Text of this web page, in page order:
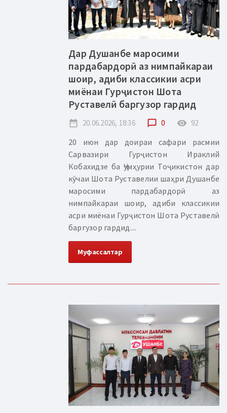
Дар Душанбе маросими
пардабардорӣ аз нимпайкараи
шоир, адиби классикии асри
миёнаи Гурҷистон Шота
Руставелӣ баргузор гардид
date_range 20.06.2026, 18:36 chat_bubble_outline 0 remove_red_eye 92
20 июн дар доираи сафари расмии
Сарвазири Гурҷистон Ираклий
Кобахидзе ба Ҷумҳурии Тоҷикистон дар
кӯчаи Шота Руставелии шаҳри Душанбе
маросими пардабардорӣ аз
нимпайкараи шоир, адиби классикии
асри миёнаи Гурҷистон Шота Руставелӣ
баргузор гардид....
Муфассалтар